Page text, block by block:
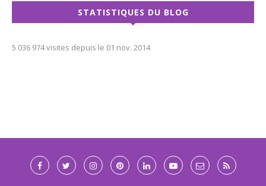
STATISTIQUES DU BLOG
5 036 974 visites depuis le 01 nov. 2014